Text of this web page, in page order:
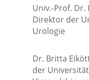
Univ.-Prof. Dr.
Direktor der
Urologie
Dr. Britta
der